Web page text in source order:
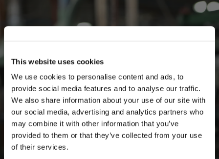
This website uses cookies
We use cookies to personalise content and ads, to
provide social media features and to analyse our traffic.
We also share information about your use of our site with
our social media, advertising and analytics partners who
may combine it with other information that you’ve
provided to them or that they’ve collected from your use
of their services.
PLEASE CHOOSE YOUR COUNTRY
We detected that you are browsing from United States, do